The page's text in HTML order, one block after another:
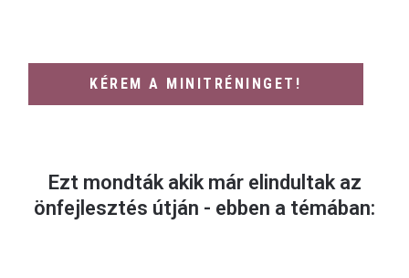
KÉREM A MINITRÉNINGET!
Ezt mondták akik már elindultak az
önfejlesztés útján - ebben a témában: